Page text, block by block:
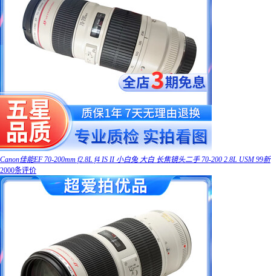
Canon佳能EF 70-200mm f2.8L f4 IS II 小白兔 大白 长焦镜头二手 70-200 2.8L USM 99新
2000条评价